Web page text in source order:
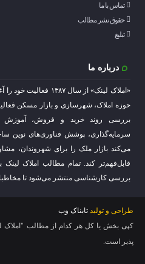
تماس با ما
حقوق نشر مطالب
تبلیغ
درباره ما
«املاک لینک» از سال
حوزه املاک، شهرسازی و بازار مسکن
بررسی روند خرید و فروش، آموزش
سرمایه‌گذاری، پوشش فناوری‌های نوین
می‌کند بازار ملک را برای شهروندان،
قابل‌فهم‌تر کند. تمام مطالب املاک لینک
بررسی کارشناسی منتشر می‌شود تا
طراحی و تولیدتابناک وب
کپی بخش یا کل هر کدام از مطالب "املاک
پذیر است.